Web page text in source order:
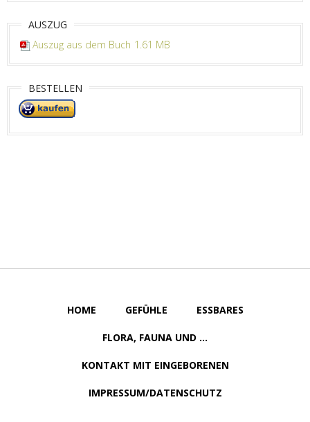
AUSZUG
Auszug aus dem Buch 1.61 MB
BESTELLEN
HOME GEFÜHLE ESSBARES
FLORA, FAUNA UND ...
KONTAKT MIT EINGEBORENEN
IMPRESSUM/DATENSCHUTZ